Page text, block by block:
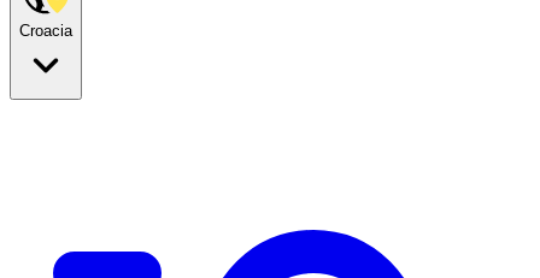
Croacia